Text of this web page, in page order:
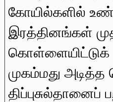
கோயில்களில்
இரத்தினங்கள்
முகம்மது
திப்புசுல்தானைப்